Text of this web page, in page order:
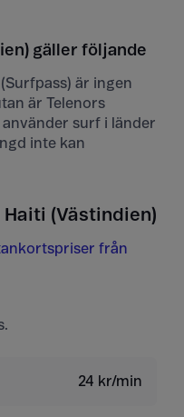
gäller följande
är ingen
är Telenors
surf i länder
inte kan
(Västindien)
från
24 kr/min